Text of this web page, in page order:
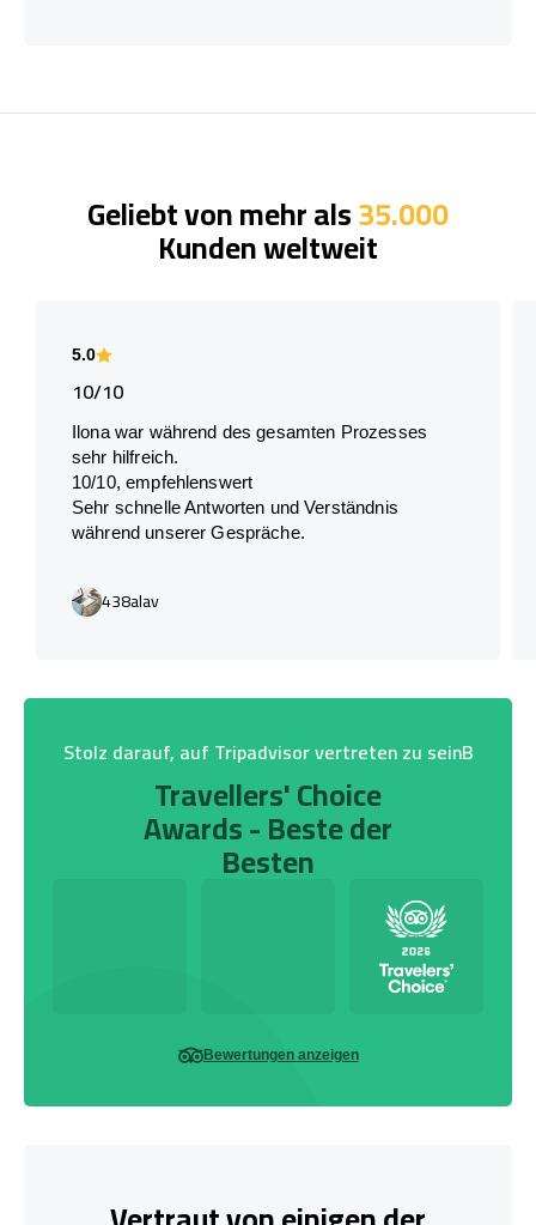
Geliebt von mehr als35.000
Kunden weltweit
5.0
10/10
Ilona war während des gesamten Prozesses
sehr hilfreich.
10/10, empfehlenswert
Sehr schnelle Antworten und Verständnis
während unserer Gespräche.
438alav
Stolz darauf, auf Tripadvisor vertreten zu seinB
Travellers' Choice
Awards - Beste der
Besten
Bewertungen anzeigen